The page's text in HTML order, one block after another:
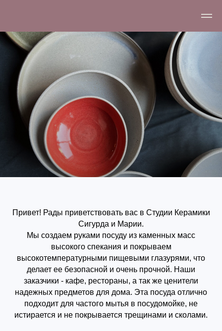
Привет! Рады приветствовать вас в Студии Керамики
Сигурда и Марии.
Мы создаем руками посуду из каменных масс
высокого спекания и покрываем
высокотемпературными пищевыми глазурями, что
делает ее безопасной и очень прочной. Наши
заказчики - кафе, рестораны, а так же ценители
надежных предметов для дома. Эта посуда отлично
подходит для частого мытья в посудомойке, не
истирается и не покрывается трещинами и сколами.